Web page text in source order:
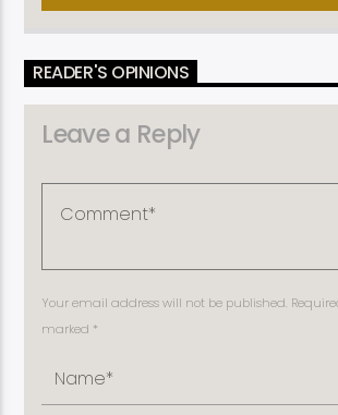
READER'S OPINIONS
Leave a Reply
Your email address will not be published.
marked *